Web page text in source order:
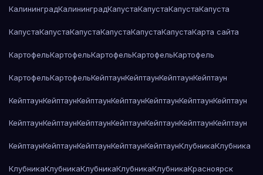
КалининградКалининградКапустаКапустаКапустаКапуста
КапустаКапустаКапустаКапустаКапустаКапустаКарта сайта
КартофельКартофельКартофельКартофельКартофель
КартофельКартофельКейптаунКейптаунКейптаунКейптаун
КейптаунКейптаунКейптаунКейптаунКейптаунКейптаунКейптаун
КейптаунКейптаунКейптаунКейптаунКейптаунКейптаунКейптаун
КейптаунКейптаунКейптаунКейптаунКейптаунКлубникаКлубника
КлубникаКлубникаКлубникаКлубникаКлубникаКрасноярск